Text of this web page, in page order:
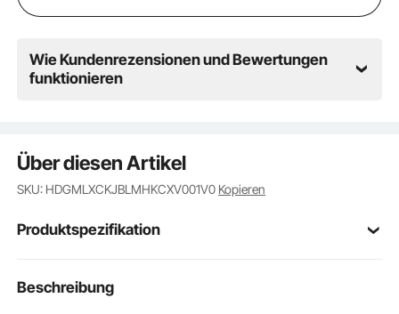
Wie Kundenrezensionen und Bewertungen
funktionieren
Über diesen Artikel
SKU: HDGMLXCKJBLMHKCXV001V0 Kopieren
Produktspezifikation
Artikelmodellnum
mer
Beschreibung